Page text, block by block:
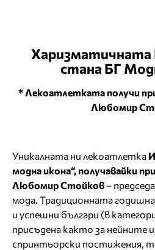
Харизматичната
стана БГ
* Лекоатлетката получи
Любомир
Уникалната ни лекоатлетка
модна икона“, получавайки
Любомир Стойков –
мода. Традиционната
и успешни българи (в
присъдена както за нейните
спринтьорски постижения,